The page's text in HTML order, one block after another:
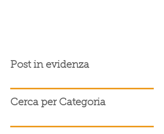
Post in evidenza
Cerca per Categoria